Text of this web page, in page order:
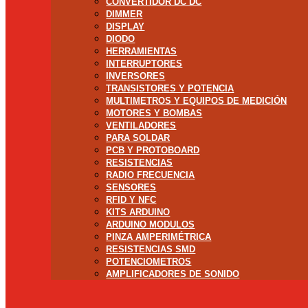
DIMMER
DISPLAY
DIODO
HERRAMIENTAS
INTERRUPTORES
INVERSORES
TRANSISTORES Y POTENCIA
MULTIMETROS Y EQUIPOS DE MEDICIÓN
MOTORES Y BOMBAS
VENTILADORES
PARA SOLDAR
PCB Y PROTOBOARD
RESISTENCIAS
RADIO FRECUENCIA
SENSORES
RFID Y NFC
KITS ARDUINO
ARDUINO MODULOS
PINZA AMPERIMÉTRICA
RESISTENCIAS SMD
POTENCIOMETROS
AMPLIFICADORES DE SONIDO